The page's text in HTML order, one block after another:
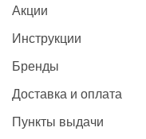
Стать партнером
Акции
Инструкции
Бренды
Доставка и оплата
Пункты выдачи